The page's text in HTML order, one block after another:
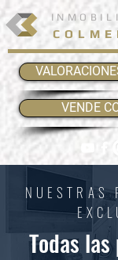
VENDE
NUESTRAS
Todas